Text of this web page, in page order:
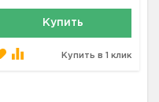
Купить
Купить в 1 клик